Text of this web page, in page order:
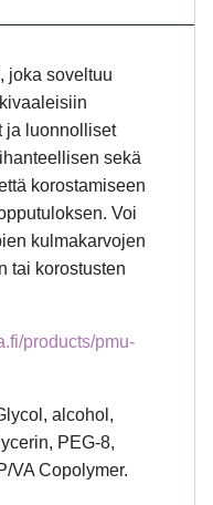
joka soveltuu
ja luonnolliset
sekä
korostamiseen
Voi
kulmakarvojen
tai korostusten
products/pmu-
alcohol,
PEG-8,
VA Copolymer.